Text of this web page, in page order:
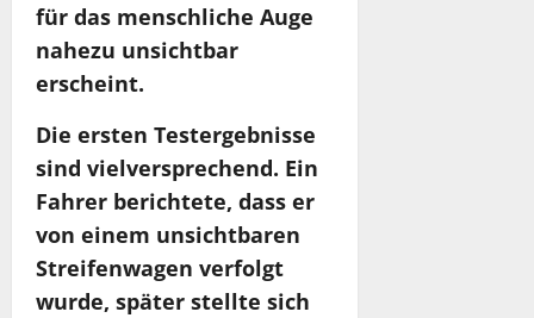
für das menschliche Auge
nahezu unsichtbar
erscheint.
Die ersten Testergebnisse
sind vielversprechend. Ein
Fahrer berichtete, dass er
von einem unsichtbaren
Streifenwagen verfolgt
wurde, später stellte sich